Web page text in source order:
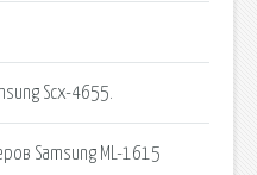
Scx-4655.
Samsung ML-1615